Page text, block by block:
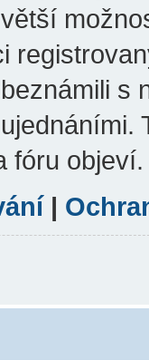
s
fóru objeví.
|